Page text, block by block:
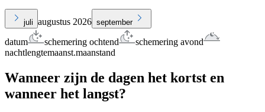
juli augustus 2026 september
datum schemering ochtend
schemering avond
nachtlengtemaanst.maanstand
Wanneer zijn de dagen het kortst en
wanneer het langst?